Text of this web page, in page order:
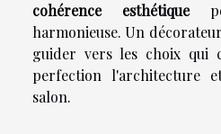
cohérence esthétique
harmonieuse. Un
guider vers les choix qui
perfection l'architecture
salon.